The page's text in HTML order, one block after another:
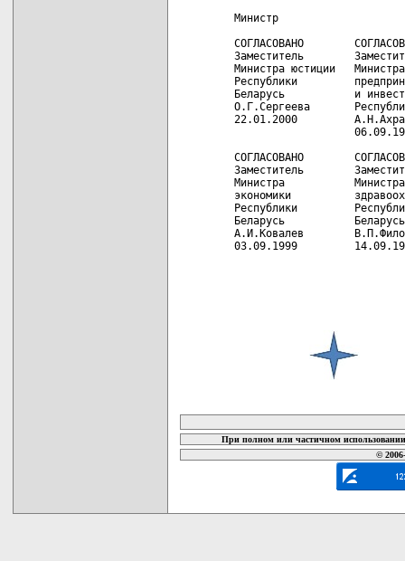
Министр
СОГЛАСОВАНО
Заместитель
Министра юстиции
Республики
Беларусь           и
О.Г.Сергеева
22.01.2000
СОГЛАСОВАНО
Заместитель
Министра
экономики
Республики
Беларусь
А.И.Ковалев
03.09.1999
При полном или частичном
©